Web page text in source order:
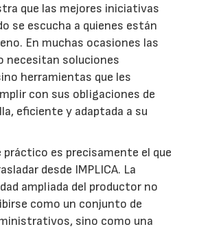
que las mejores iniciativas
se escucha a quienes están
En muchas ocasiones las
necesitan soluciones
herramientas que les
con sus obligaciones de
eficiente y adaptada a su
práctico es precisamente el que
desde IMPLICA. La
ampliada del productor no
como un conjunto de
sino como una